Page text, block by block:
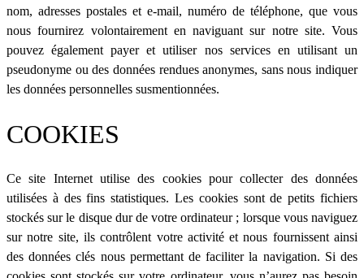
nom, adresses postales et e-mail, numéro de téléphone, que vous
nous fournirez volontairement en naviguant sur notre site. Vous
pouvez également payer et utiliser nos services en utilisant un
pseudonyme ou des données rendues anonymes, sans nous indiquer
les données personnelles susmentionnées.
COOKIES
Ce site Internet utilise des cookies pour collecter des données
utilisées à des fins statistiques. Les cookies sont de petits fichiers
stockés sur le disque dur de votre ordinateur ; lorsque vous naviguez
sur notre site, ils contrôlent votre activité et nous fournissent ainsi
des données clés nous permettant de faciliter la navigation. Si des